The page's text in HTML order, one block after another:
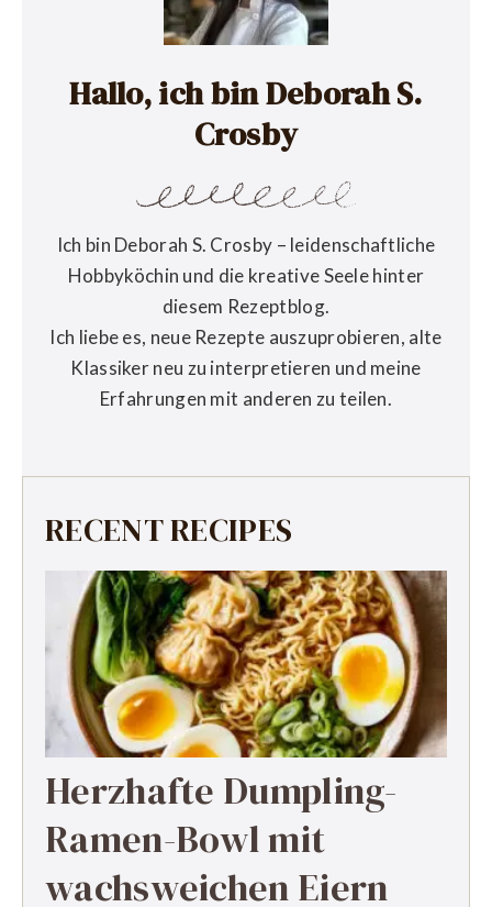
Hallo, ich bin Deborah S.
Crosby
Ich bin Deborah S. Crosby – leidenschaftliche
Hobbyköchin und die kreative Seele hinter
diesem Rezeptblog.
Ich liebe es, neue Rezepte auszuprobieren, alte
Klassiker neu zu interpretieren und meine
Erfahrungen mit anderen zu teilen.
RECENT RECIPES
Herzhafte Dumpling-
Ramen-Bowl mit
wachsweichen Eiern